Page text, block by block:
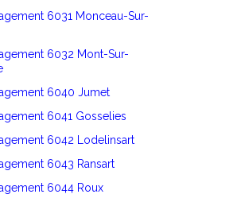
6031 Monceau-Sur-
6032 Mont-Sur-
6040 Jumet
6041 Gosselies
6042 Lodelinsart
6043 Ransart
6044 Roux